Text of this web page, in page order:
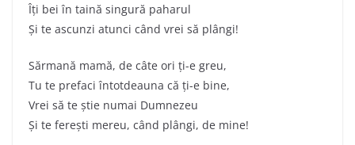
Îți bei în taină singură paharul
Și te ascunzi atunci când vrei să plângi!
Sărmană mamă, de câte ori ți-e greu,
Tu te prefaci întotdeauna că ți-e bine,
Vrei să te știe numai Dumnezeu
Și te ferești mereu, când plângi, de mine!